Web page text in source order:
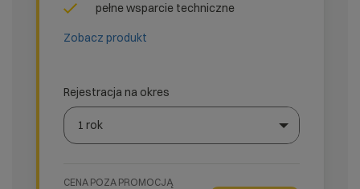
pełne wsparcie techniczne
Zobacz produkt
Rejestracja na okres
1 rok
CENA POZA PROMOCJĄ